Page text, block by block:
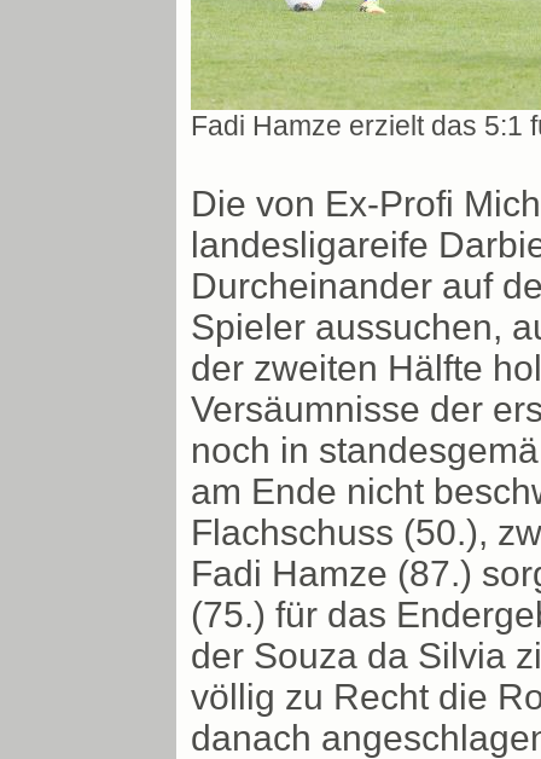
Fadi Hamze erzielt das 5:1
Die von Ex-Profi
landesligareife
Durcheinander auf
Spieler aussuchen,
der zweiten Hälfte
Versäumnisse der
noch in
am Ende nicht
Flachschuss (50.),
Fadi Hamze (87.)
(75.) für das
der Souza da Silvia
völlig zu Recht die
danach